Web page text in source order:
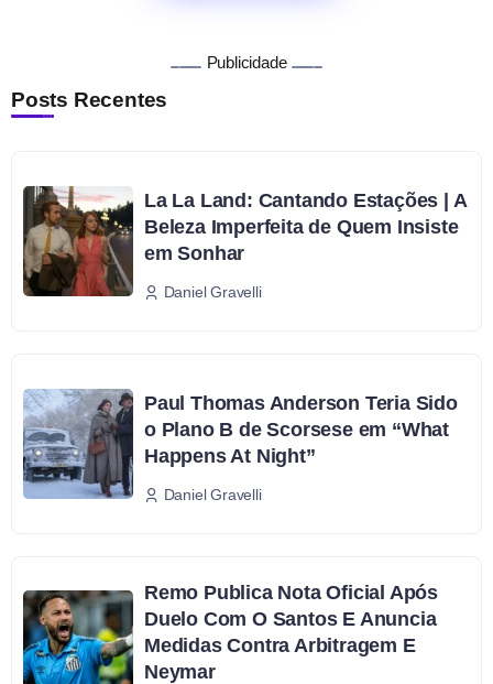
Publicidade
Posts Recentes
La La Land: Cantando Estações | A
Beleza Imperfeita de Quem Insiste
em Sonhar
Daniel Gravelli
Paul Thomas Anderson Teria Sido
o Plano B de Scorsese em “What
Happens At Night”
Daniel Gravelli
Remo Publica Nota Oficial Após
Duelo Com O Santos E Anuncia
Medidas Contra Arbitragem E
Neymar